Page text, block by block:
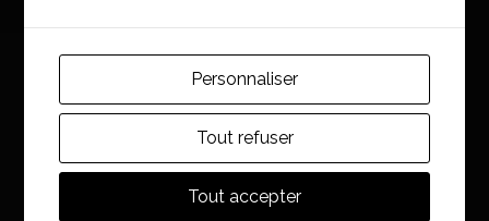
Personnaliser
Tout refuser
Tout accepter